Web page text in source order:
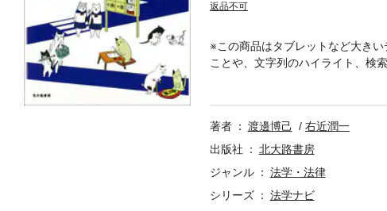
返品不可
※この商品はタブレットなど大き
ことや、文字列のハイライト、検
①法学トリセツ、②憲法ナビ、③
著者
渡邊博己
右近潤一
出版社
北大路書房
ジャンル
法学・法律
シリーズ
法学ナビ